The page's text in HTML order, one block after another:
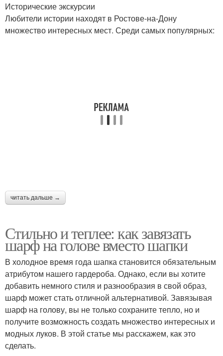
Исторические экскурсии
Любители истории находят в Ростове-на-Дону
множество интересных мест. Среди самых популярных:
читать дальше →
Стильно и теплее: как завязать
шарф на голове вместо шапки
В холодное время года шапка становится обязательным
атрибутом нашего гардероба. Однако, если вы хотите
добавить немного стиля и разнообразия в свой образ,
шарф может стать отличной альтернативой. Завязывая
шарф на голову, вы не только сохраните тепло, но и
получите возможность создать множество интересных и
модных луков. В этой статье мы расскажем, как это
сделать.